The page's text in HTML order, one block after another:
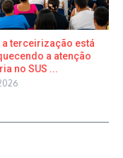
a terceirização está
a atenção
no SUS ...